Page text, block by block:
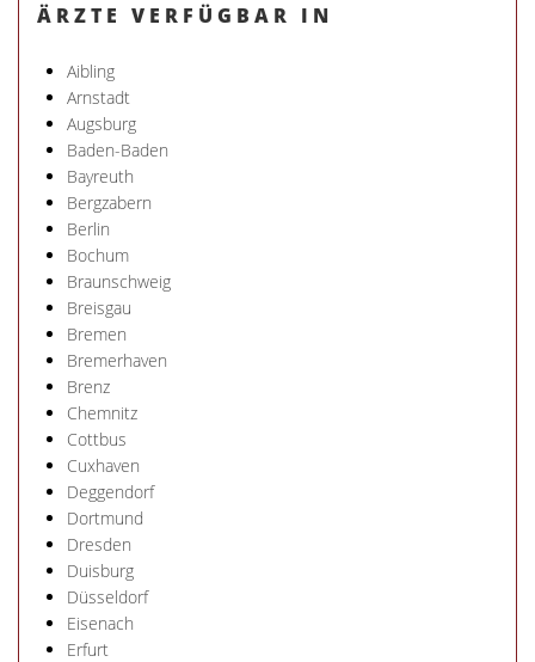
ÄRZTE VERFÜGBAR IN
Aibling
Arnstadt
Augsburg
Baden-Baden
Bayreuth
Bergzabern
Berlin
Bochum
Braunschweig
Breisgau
Bremen
Bremerhaven
Brenz
Chemnitz
Cottbus
Cuxhaven
Deggendorf
Dortmund
Dresden
Duisburg
Düsseldorf
Eisenach
Erfurt